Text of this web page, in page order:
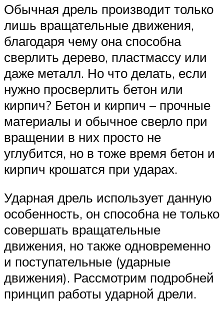
Обычная дрель производит только
лишь вращательные движения,
благодаря чему она способна
сверлить дерево, пластмассу или
даже металл. Но что делать, если
нужно просверлить бетон или
кирпич? Бетон и кирпич – прочные
материалы и обычное сверло при
вращении в них просто не
углубится, но в тоже время бетон и
кирпич крошатся при ударах.
Ударная дрель использует данную
особенность, он способна не только
совершать вращательные
движения, но также одновременно
и поступательные (ударные
движения). Рассмотрим подробней
принцип работы ударной дрели.